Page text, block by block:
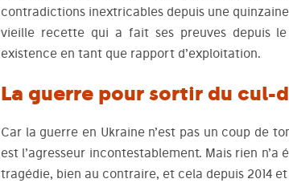
contradictions inextricables depuis une
vieille recette qui a fait ses preuves depuis le
existence en tant que rapport d’exploitation.
La guerre pour sortir du cul-
Car la guerre en Ukraine n’est pas un coup de
est l’agresseur incontestablement. Mais rien
tragédie, bien au contraire, et cela depuis 2014 et